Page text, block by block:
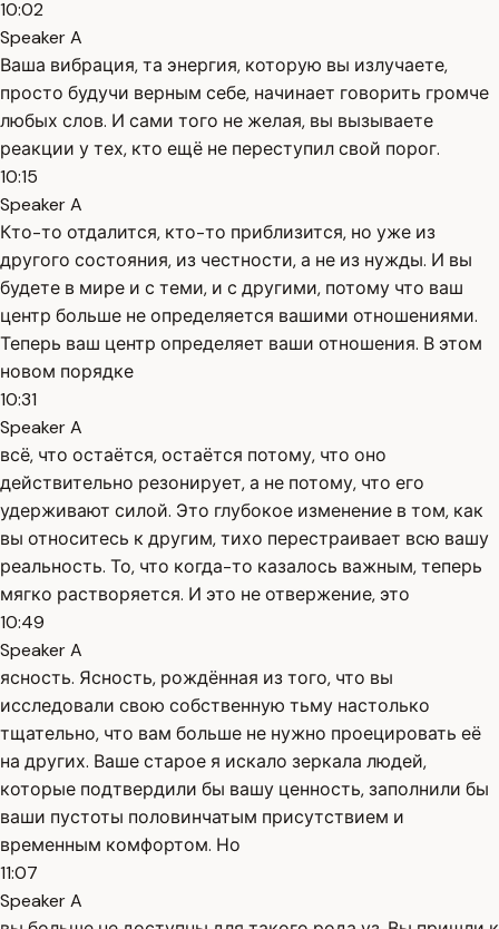
10:02
Speaker A
Ваша вибрация, та энергия, которую вы излучаете,
просто будучи верным себе, начинает говорить громче
любых слов. И сами того не желая, вы вызываете
реакции у тех, кто ещё не переступил свой порог.
10:15
Speaker A
Кто-то отдалится, кто-то приблизится, но уже из
другого состояния, из честности, а не из нужды. И вы
будете в мире и с теми, и с другими, потому что ваш
центр больше не определяется вашими отношениями.
Теперь ваш центр определяет ваши отношения. В этом
новом порядке
10:31
Speaker A
всё, что остаётся, остаётся потому, что оно
действительно резонирует, а не потому, что его
удерживают силой. Это глубокое изменение в том, как
вы относитесь к другим, тихо перестраивает всю вашу
реальность. То, что когда-то казалось важным, теперь
мягко растворяется. И это не отвержение, это
10:49
Speaker A
ясность. Ясность, рождённая из того, что вы
исследовали свою собственную тьму настолько
тщательно, что вам больше не нужно проецировать её
на других. Ваше старое я искало зеркала людей,
которые подтвердили бы вашу ценность, заполнили бы
ваши пустоты половинчатым присутствием и
временным комфортом. Но
11:07
Speaker A